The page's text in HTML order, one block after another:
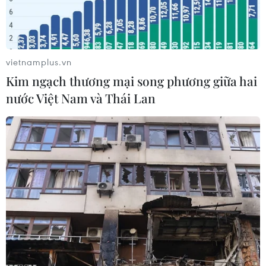
trước 31/12.
Một chiếc UAV đang trong quá trình đo đạc, xác mịnh mốc chỉ
giới đỏ cho dự án vành đai 4. (Ảnh: Trung Nguyên/TTXVN)
Theo Ban Quản lý dự án đầu tư xây dựng công
trình giao thông thành phố Hà Nội, việc giải
phóng mặt bằng dự án đầu tư xây dựng đường
vietnamplus.vn
Kim ngạch thương mại song phương giữa hai
nước Việt Nam và Thái Lan